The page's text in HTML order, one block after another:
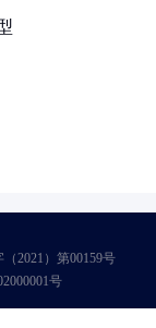
2021）第00159号
号